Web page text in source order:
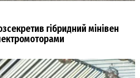
гібридний мінівен